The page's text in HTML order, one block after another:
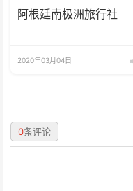
阿根廷南极洲旅行社
2020年03月04日
0条评论